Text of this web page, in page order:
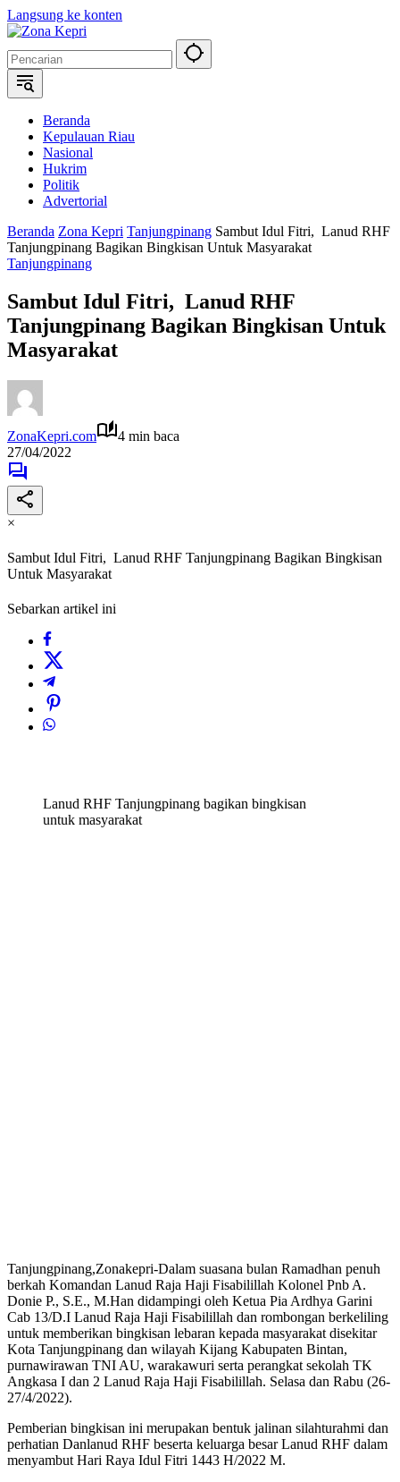
Langsung ke konten
Beranda
Kepulauan Riau
Nasional
Hukrim
Politik
Advertorial
Beranda Zona Kepri Tanjungpinang Sambut Idul Fitri, Lanud RHF
Tanjungpinang Bagikan Bingkisan Untuk Masyarakat
Tanjungpinang
Sambut Idul Fitri, Lanud RHF
Tanjungpinang Bagikan Bingkisan Untuk
Masyarakat
ZonaKepri.com
4 min baca
27/04/2022
×
Sambut Idul Fitri, Lanud RHF Tanjungpinang Bagikan Bingkisan
Untuk Masyarakat
Sebarkan artikel ini
Lanud RHF Tanjungpinang bagikan bingkisan
untuk masyarakat
Tanjungpinang,Zonakepri-Dalam suasana bulan Ramadhan penuh
berkah Komandan Lanud Raja Haji Fisabilillah Kolonel Pnb A.
Donie P., S.E., M.Han didampingi oleh Ketua Pia Ardhya Garini
Cab 13/D.I Lanud Raja Haji Fisabilillah dan rombongan berkeliling
untuk memberikan bingkisan lebaran kepada masyarakat disekitar
Kota Tanjungpinang dan wilayah Kijang Kabupaten Bintan,
purnawirawan TNI AU, warakawuri serta perangkat sekolah TK
Angkasa I dan 2 Lanud Raja Haji Fisabilillah. Selasa dan Rabu (26-
27/4/2022).
Pemberian bingkisan ini merupakan bentuk jalinan silahturahmi dan
perhatian Danlanud RHF beserta keluarga besar Lanud RHF dalam
menyambut Hari Raya Idul Fitri 1443 H/2022 M.